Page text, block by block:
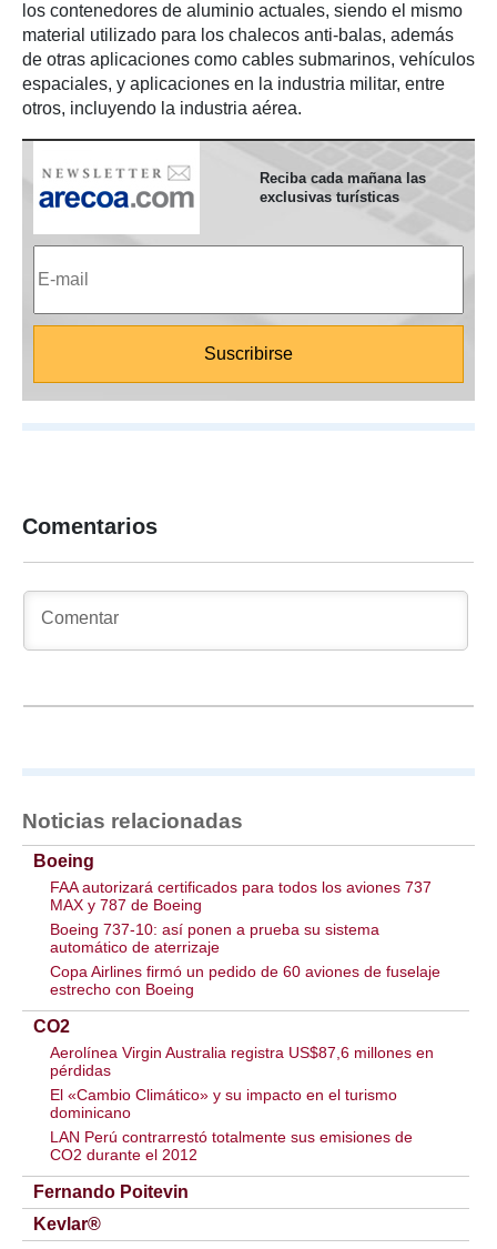
los contenedores de aluminio actuales, siendo el mismo
material utilizado para los chalecos anti-balas, además
de otras aplicaciones como cables submarinos, vehículos
espaciales, y aplicaciones en la industria militar, entre
otros, incluyendo la industria aérea.
Reciba cada mañana las
exclusivas turísticas
Comentarios
Noticias relacionadas
Boeing
FAA autorizará certificados para todos los aviones 737
MAX y 787 de Boeing
Boeing 737-10: así ponen a prueba su sistema
automático de aterrizaje
Copa Airlines firmó un pedido de 60 aviones de fuselaje
estrecho con Boeing
CO2
Aerolínea Virgin Australia registra US$87,6 millones en
pérdidas
El «Cambio Climático» y su impacto en el turismo
dominicano
LAN Perú contrarrestó totalmente sus emisiones de
CO2 durante el 2012
Fernando Poitevin
Kevlar®